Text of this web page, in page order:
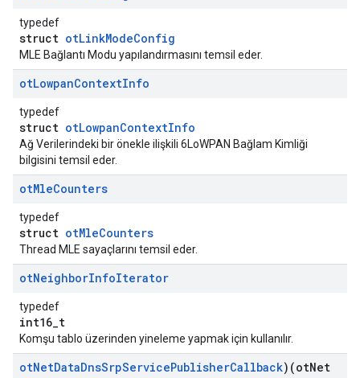
typedef
struct otLinkModeConfig
MLE Bağlantı Modu yapılandırmasını temsil eder.
otLowpanContextInfo
typedef
struct otLowpanContextInfo
Ağ Verilerindeki bir önekle ilişkili 6LoWPAN Bağlam Kimliği
bilgisini temsil eder.
otMleCounters
typedef
struct otMleCounters
Thread MLE sayaçlarını temsil eder.
otNeighborInfoIterator
typedef
int16_t
Komşu tablo üzerinden yineleme yapmak için kullanılır.
otNetDataDnsSrpServicePublisherCallback)(otNet